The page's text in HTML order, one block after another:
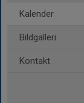
Kalender
Bildgalleri
Kontakt